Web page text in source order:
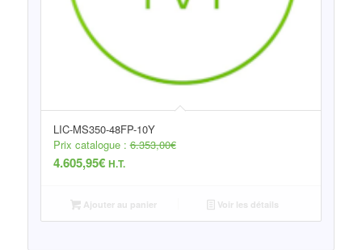
LIC-MS350-48FP-10Y
Prix catalogue :6.353,00€
4.605,95€ H.T.
Ajouter au panier Voir les détails